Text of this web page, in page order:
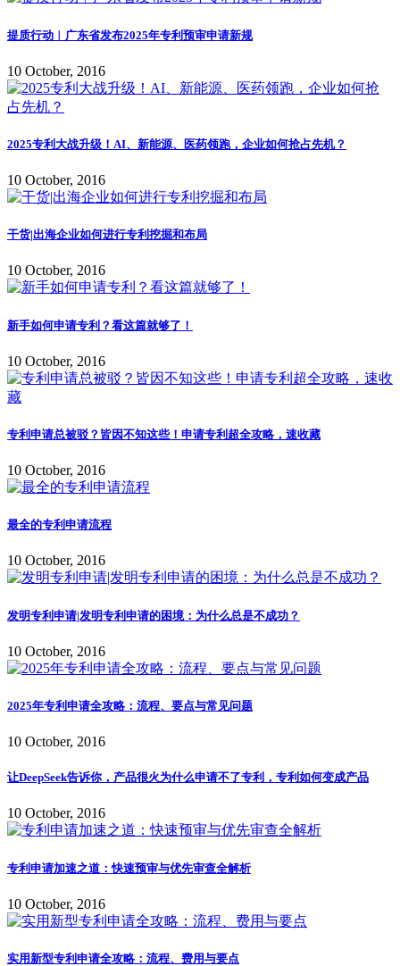
提质行动︱广东省发布2025年专利预审申请新规
10 October, 2016
2025专利大战升级！AI、新能源、医药领跑，企业如何抢占先机？
10 October, 2016
干货|出海企业如何进行专利挖掘和布局
10 October, 2016
新手如何申请专利？看这篇就够了！
10 October, 2016
专利申请总被驳？皆因不知这些！申请专利超全攻略，速收藏
10 October, 2016
最全的专利申请流程
10 October, 2016
发明专利申请|发明专利申请的困境：为什么总是不成功？
10 October, 2016
2025年专利申请全攻略：流程、要点与常见问题
10 October, 2016
让DeepSeek告诉你，产品很火为什么申请不了专利，专利如何变成产品
10 October, 2016
专利申请加速之道：快速预审与优先审查全解析
10 October, 2016
实用新型专利申请全攻略：流程、费用与要点